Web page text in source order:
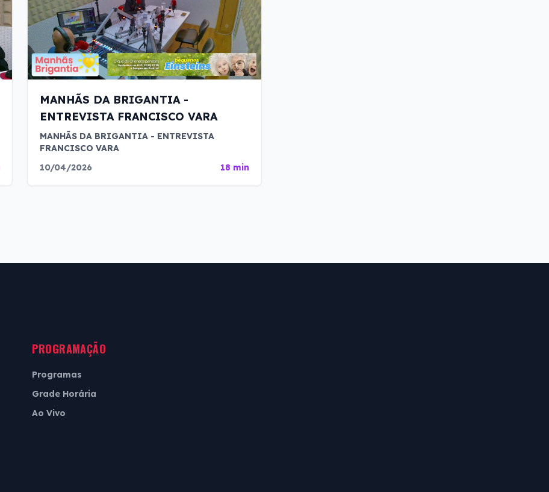
MANHÃS DA BRIGANTIA -
ENTREVISTA FRANCISCO VARA
MANHÃS DA BRIGANTIA - ENTREVISTA
FRANCISCO VARA
10/04/2026
18 min
PROGRAMAÇÃO
Programas
Grade Horária
Ao Vivo